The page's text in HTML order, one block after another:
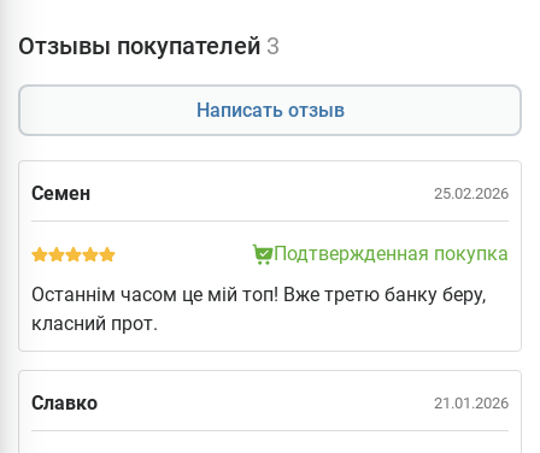
Отзывы покупателей 3
Написать отзыв
Семен 25.02.2026
Подтвержденная покупка
Останнім часом це мій топ! Вже третю банку беру,
класний прот.
Славко 21.01.2026